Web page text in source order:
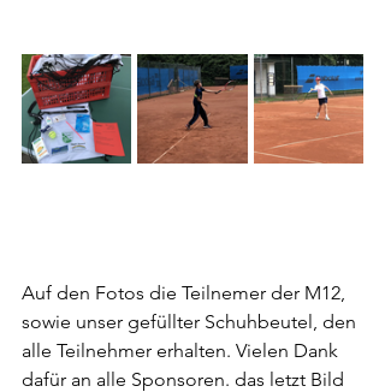
Auf den Fotos die Teilnemer der M12,
sowie unser gefüllter Schuhbeutel, den
alle Teilnehmer erhalten. Vielen Dank
dafür an alle Sponsoren. das letzt Bild